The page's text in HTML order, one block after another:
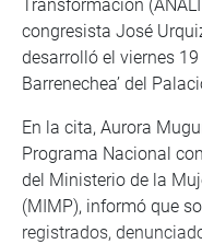
Transformación
congresista José
desarrolló el viernes
Barrenechea’ del
En la cita, Aurora
Programa Nacional
del Ministerio de la
(MIMP), informó que
registrados,